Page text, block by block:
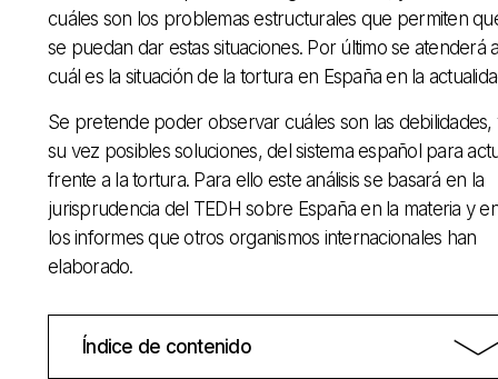
cuáles son los problemas estructurales que permiten
se puedan dar estas situaciones. Por último se atenderá
cuál es la situación de la tortura en España en la
Se pretende poder observar cuáles son las debilidades,
su vez posibles soluciones, del sistema español para
frente a la tortura. Para ello este análisis se basará en la
jurisprudencia del TEDH sobre España en la materia y
los informes que otros organismos internacionales han
elaborado.
Índice de contenido